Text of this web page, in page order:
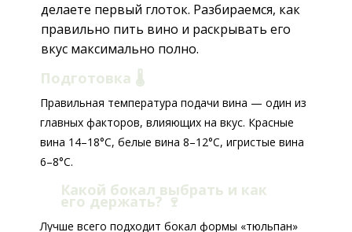
делаете первый глоток. Разбираемся, как
правильно пить вино и раскрывать его
вкус максимально полно.
Подготовка 🌡️
Правильная температура подачи вина — один из
главных факторов, влияющих на вкус. Красные
вина 14–18°C, белые вина 8–12°C, игристые вина
6–8°C.
Какой бокал выбрать и как
его держать?🍷
Лучше всего подходит бокал формы «тюльпан»